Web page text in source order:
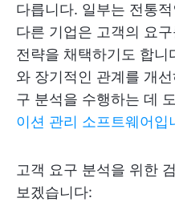
다릅니다. 일부는 전통
다른 기업은 고객의 요
전략을 채택하기도 합니
와 장기적인 관계를 개
구 분석을 수행하는 데
이션 관리 소프트웨어입
고객 요구 분석을 위한
보겠습니다: